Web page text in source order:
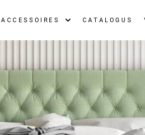
ACCESSOIRES CATALOGUS